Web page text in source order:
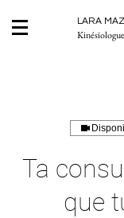
LARA
Kinésiologue
Ta
que